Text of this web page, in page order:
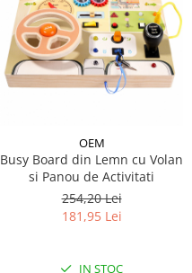
OEM
Busy Board din Lemn cu Volan
si Panou de Activitati
254,20 Lei
181,95 Lei
IN STOC